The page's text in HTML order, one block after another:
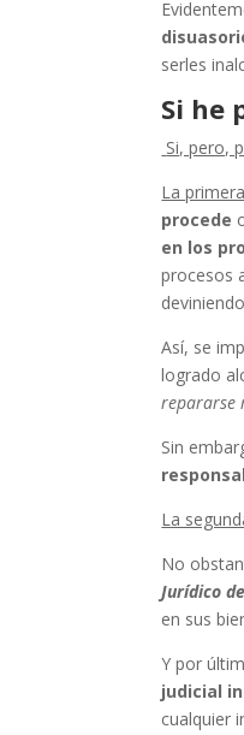
serles
Si he
Si, pero,
La
procede
en los
procesos
Así, se
logrado
repararse
Sin
La
No
Jurídico
en sus
Y por
judicial
cualquier